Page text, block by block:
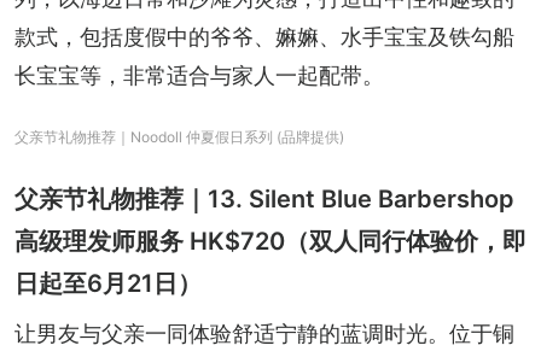
款式，包括度假中的爷爷、嫲嫲、水手宝宝及铁勾船
长宝宝等，非常适合与家人一起配带。
父亲节礼物推荐｜Noodoll 仲夏假日系列 (品牌提供)
父亲节礼物推荐｜13. Silent Blue Barbershop
高级理发师服务 HK$720（双人同行体验价，即
日起至6月21日）
让男友与父亲一同体验舒适宁静的蓝调时光。位于铜